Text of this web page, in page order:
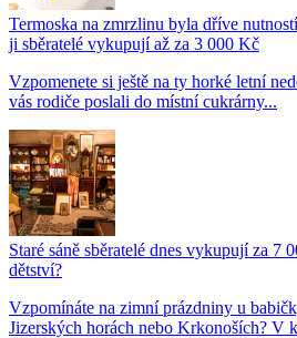
Termoska na zmrzlinu byla dříve
ji sběratelé vykupují až za 3 000 Kč
Vzpomenete si ještě na ty horké letní
vás rodiče poslali do místní cukrárny...
Staré sáně sběratelé dnes vykupují za 7
dětství?
Vzpomínáte na zimní prázdniny u
Jizerských horách nebo Krkonoších? V